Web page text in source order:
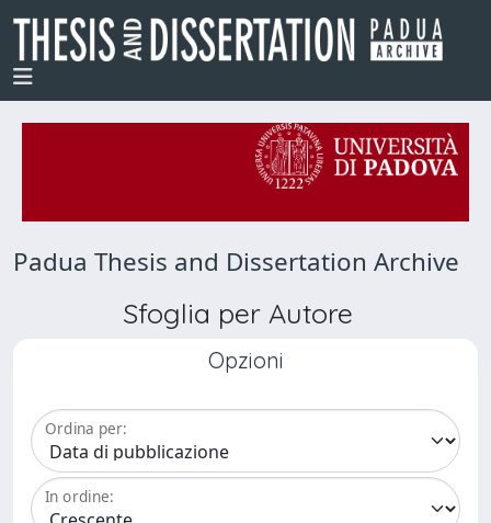
Padua Thesis and Dissertation Archive
Sfoglia per Autore
Opzioni
Ordina per:
In ordine: